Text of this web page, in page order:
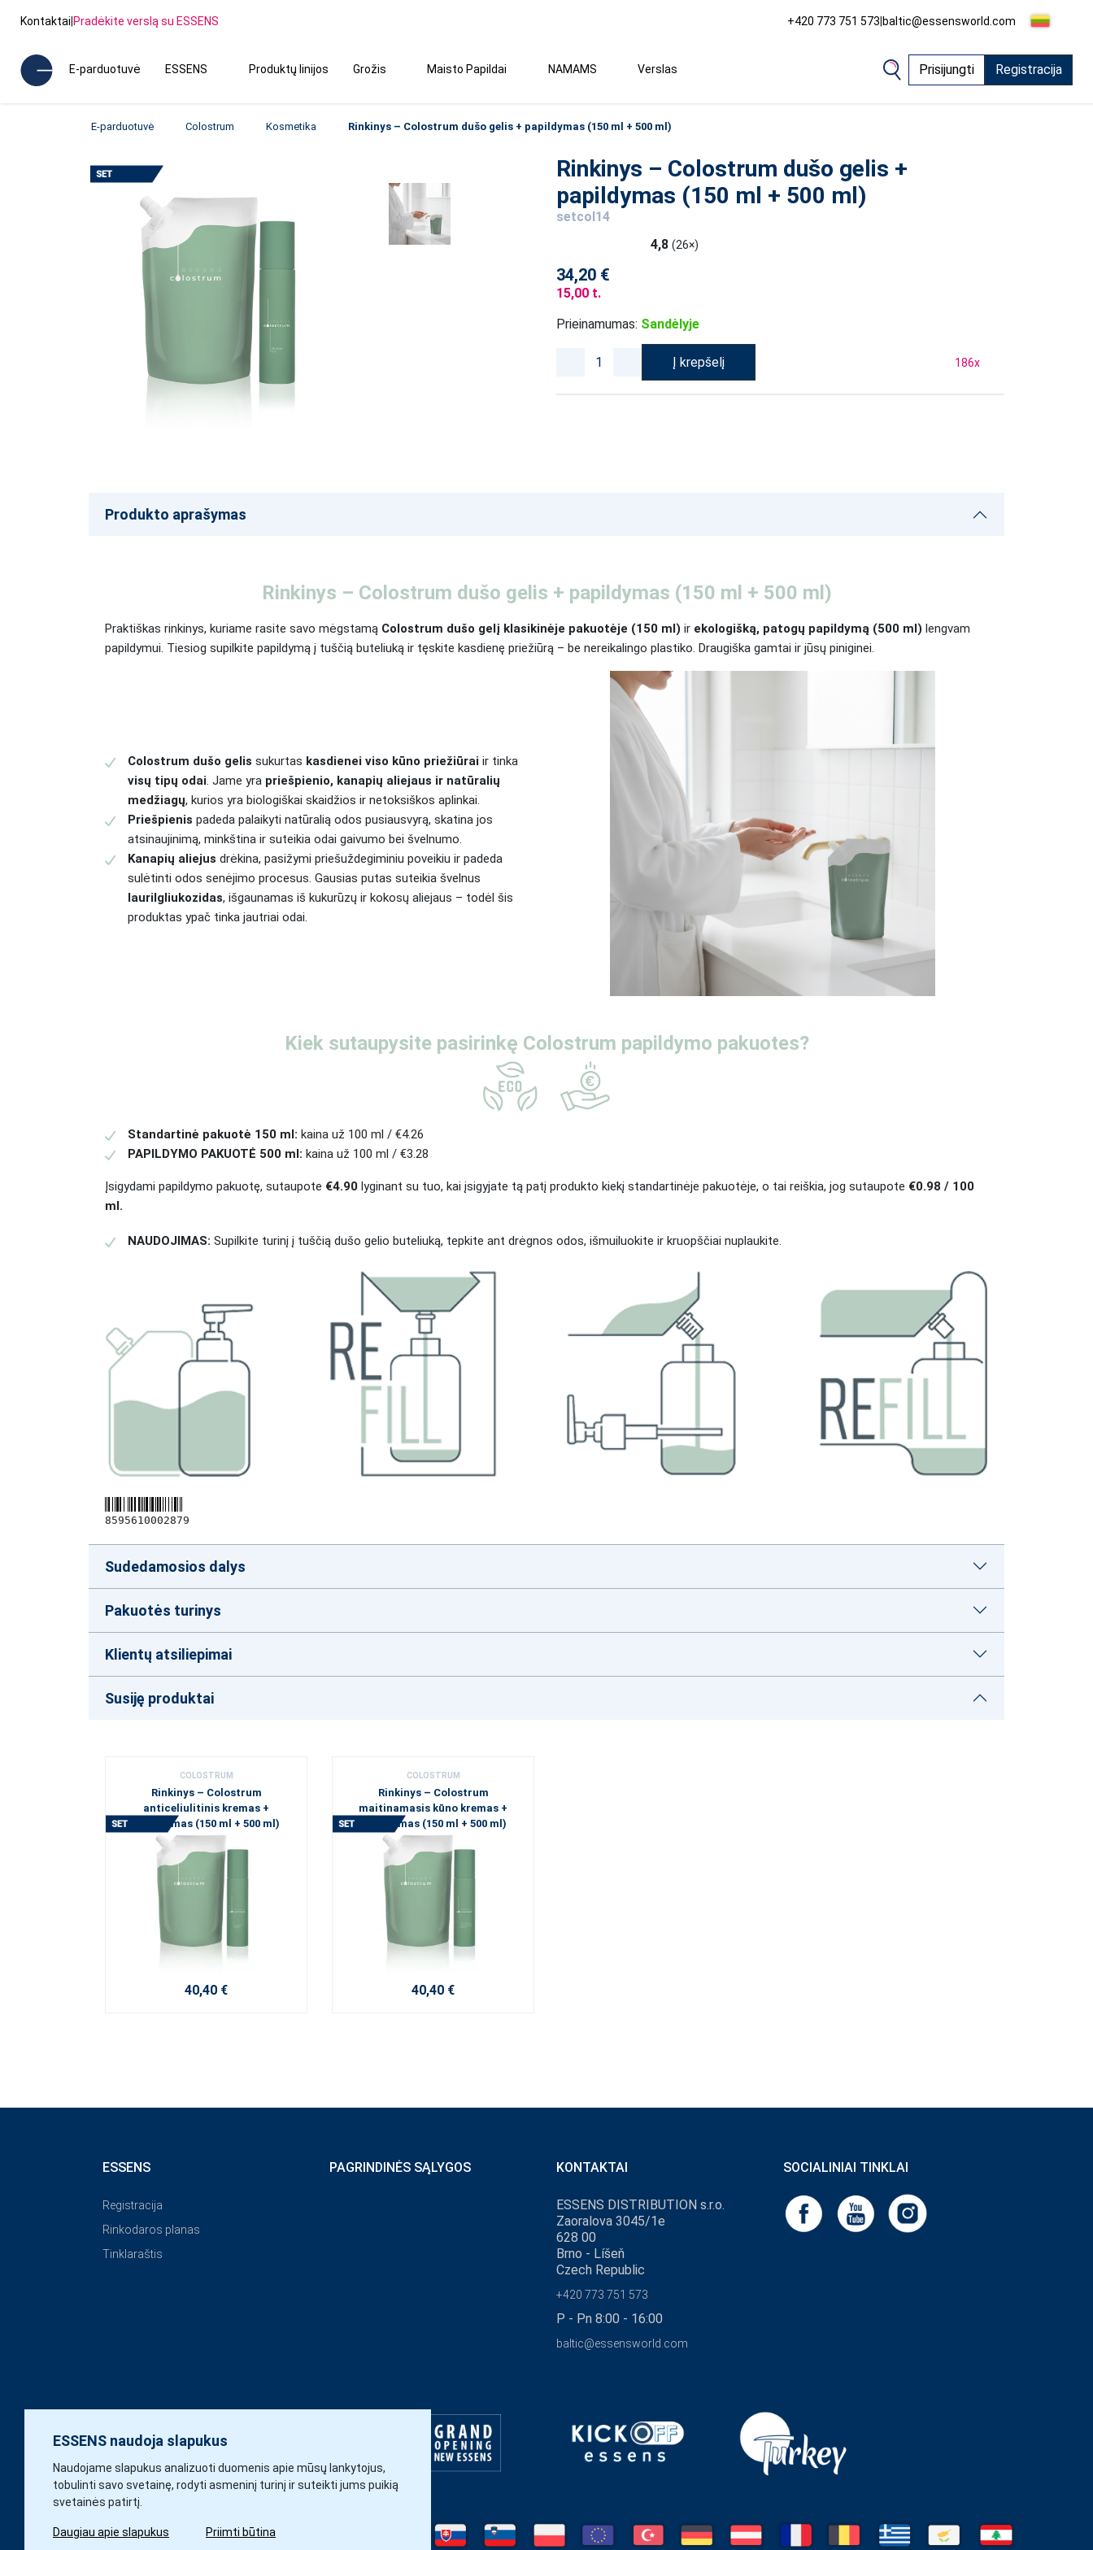
Kontaktai|Pradėkite verslą su ESSENS +420 773 751 573|baltic@essensworld.com
E-parduotuvė ESSENS Produktų linijos Grožis Maisto Papildai NAMAMS Verslas Prisijungti Registracija
E-parduotuvė Colostrum Kosmetika Rinkinys – Colostrum dušo gelis + papildymas (150 ml + 500 ml)
Rinkinys – Colostrum dušo gelis +
papildymas (150 ml + 500 ml)
setcol14
4,8 (26×)
34,20 €
15,00 t.
Prieinamumas: Sandėlyje
Į krepšelį 186x
Produkto aprašymas
Rinkinys – Colostrum dušo gelis + papildymas (150 ml + 500 ml)
Praktiškas rinkinys, kuriame rasite savo mėgstamą Colostrum dušo gelį klasikinėje pakuotėje (150 ml) ir ekologišką, patogų papildymą (500 ml) lengvam
papildymui. Tiesiog supilkite papildymą į tuščią buteliuką ir tęskite kasdienę priežiūrą – be nereikalingo plastiko. Draugiška gamtai ir jūsų piniginei.
Colostrum dušo gelis sukurtas kasdienei viso kūno priežiūrai ir tinka
visų tipų odai. Jame yra priešpienio, kanapių aliejaus ir natūralių
medžiagų, kurios yra biologiškai skaidžios ir netoksiškos aplinkai.
Priešpienis padeda palaikyti natūralią odos pusiausvyrą, skatina jos
atsinaujinimą, minkština ir suteikia odai gaivumo bei švelnumo.
Kanapių aliejus drėkina, pasižymi priešuždegiminiu poveikiu ir padeda
sulėtinti odos senėjimo procesus. Gausias putas suteikia švelnus
laurilgliukozidas, išgaunamas iš kukurūzų ir kokosų aliejaus – todėl šis
produktas ypač tinka jautriai odai.
Kiek sutaupysite pasirinkę Colostrum papildymo pakuotes?
Standartinė pakuotė 150 ml: kaina už 100 ml / €4.26
PAPILDYMO PAKUOTĖ 500 ml: kaina už 100 ml / €3.28
Įsigydami papildymo pakuotę, sutaupote €4.90 lyginant su tuo, kai įsigyjate tą patį produkto kiekį standartinėje pakuotėje, o tai reiškia, jog sutaupote €0.98 / 100
ml.
NAUDOJIMAS: Supilkite turinį į tuščią dušo gelio buteliuką, tepkite ant drėgnos odos, išmuiluokite ir kruopščiai nuplaukite.
8595610002879
Sudedamosios dalys
Pakuotės turinys
Klientų atsiliepimai
Susiję produktai
COLOSTRUM
Rinkinys – Colostrum
anticeliulitinis kremas +
papildymas (150 ml + 500 ml)
40,40 €
COLOSTRUM
Rinkinys – Colostrum
maitinamasis kūno kremas +
papildymas (150 ml + 500 ml)
40,40 €
ESSENS naudoja slapukus
Naudojame slapukus analizuoti duomenis apie mūsų lankytojus,
tobulinti savo svetainę, rodyti asmeninį turinį ir suteikti jums puikią
svetainės patirtį.
Daugiau apie slapukus Priimti būtina
ESSENS
Registracija
Rinkodaros planas
Tinklaraštis
PAGRINDINĖS SĄLYGOS KONTAKTAI
ESSENS DISTRIBUTION s.r.o.
Zaoralova 3045/1e
628 00
Brno - Líšeň
Czech Republic
+420 773 751 573
P - Pn 8:00 - 16:00
baltic@essensworld.com
SOCIALINIAI TINKLAI